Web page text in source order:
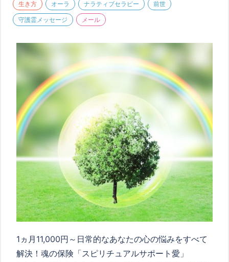
生き方 オーラ ナラティブセラピー 前世
守護霊メッセージ メール
1ヵ月11,000円～日常的なあなたの心の悩みをすべて
解決！魂の保険「スピリチュアルサポート愛」